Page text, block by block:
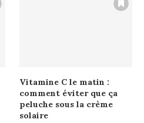
Vitamine C le matin :
comment éviter que ça
peluche sous la crème
solaire